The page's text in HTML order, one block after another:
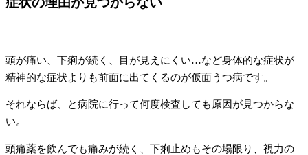
頭が痛い、下痢が続く、目が見えにくい…など身体的な症状が
精神的な症状よりも前面に出てくるのが仮面うつ病です。
それならば、と病院に行って何度検査しても原因が見つからな
い。
頭痛薬を飲んでも痛みが続く、下痢止めもその場限り、視力の